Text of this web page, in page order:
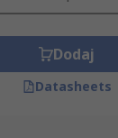
Dodaj
Datasheets